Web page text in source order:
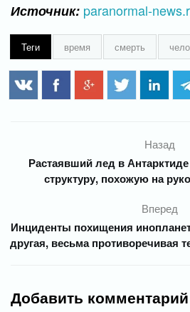
Источник: paranormal-
Теги время смерть
Назад
Растаявший лед в
структуру, похожую на
Вперед
Инциденты похищения
другая, весьма противоречивая
Добавить комментарий